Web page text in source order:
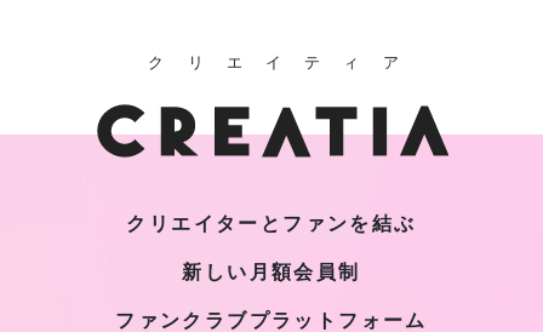
クリエイティア
クリエイターとファンを結ぶ
新しい月額会員制
ファンクラブプラットフォーム